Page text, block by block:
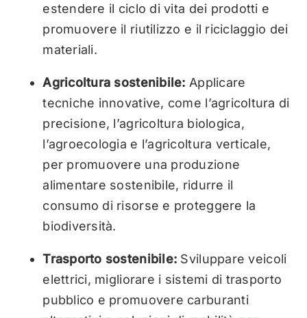
estendere il ciclo di vita dei prodotti e
promuovere il riutilizzo e il riciclaggio dei
materiali.
Agricoltura sostenibile: Applicare
tecniche innovative, come l’agricoltura di
precisione, l’agricoltura biologica,
l’agroecologia e l’agricoltura verticale,
per promuovere una produzione
alimentare sostenibile, ridurre il
consumo di risorse e proteggere la
biodiversità.
Trasporto sostenibile: Sviluppare veicoli
elettrici, migliorare i sistemi di trasporto
pubblico e promuovere carburanti